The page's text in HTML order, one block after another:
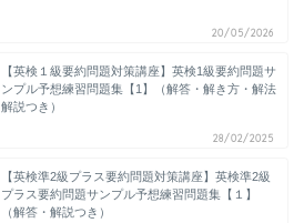
20/05/2026
【英検１級要約問題対策講座】英検1級要約問題サ
ンプル予想練習問題集【1】（解答・解き方・解法
解説つき）
28/02/2025
【英検準2級プラス要約問題対策講座】英検準2級
プラス要約問題サンプル予想練習問題集【１】
（解答・解説つき）